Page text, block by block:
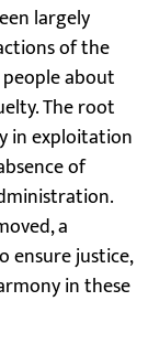
largely
of the
about
The root
in exploitation
of
a
ensure justice,
in these